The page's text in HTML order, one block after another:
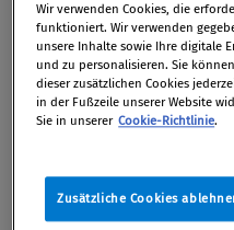
VonMag. Rudolf Schwab
IIASA-Studie erklärt,
schwer ausrotten lässt
Wir verwenden Cookies, die
funktioniert. Wir verwenden
unsere Inhalte sowie Ihre digitale
und zu personalisieren. Sie
dieser zusätzlichen Cookies
in der Fußzeile unserer Website
Sie in unserer Cookie-Richtlinie.
Zusätzliche Cookies